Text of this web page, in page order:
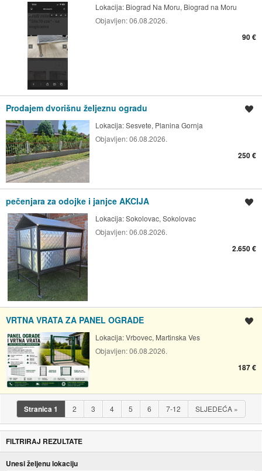
Lokacija: Biograd Na Moru, Biograd na Moru
Objavljen:06.08.2026.
90 €
Prodajem dvorišnu željeznu ogradu
Lokacija:Sesvete, Planina Gornja
Objavljen:06.08.2026.
250 €
pečenjara za odojke i janjce AKCIJA
Lokacija:Sokolovac, Sokolovac
Objavljen:06.08.2026.
2.650 €
VRTNA VRATA ZA PANEL OGRADE
Lokacija:Vrbovec, Martinska Ves
Objavljen:06.08.2026.
187 €
Stranica1 2 3 4 5 6 7-12 SLJEDEĆA »
FILTRIRAJ REZULTATE
Unesi željenu lokaciju